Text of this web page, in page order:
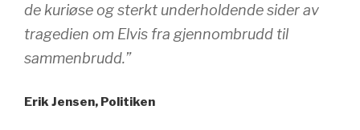
de kuriøse og sterkt underholdende sider av
tragedien om Elvis fra gjennombrudd til
sammenbrudd.”
Erik Jensen, Politiken